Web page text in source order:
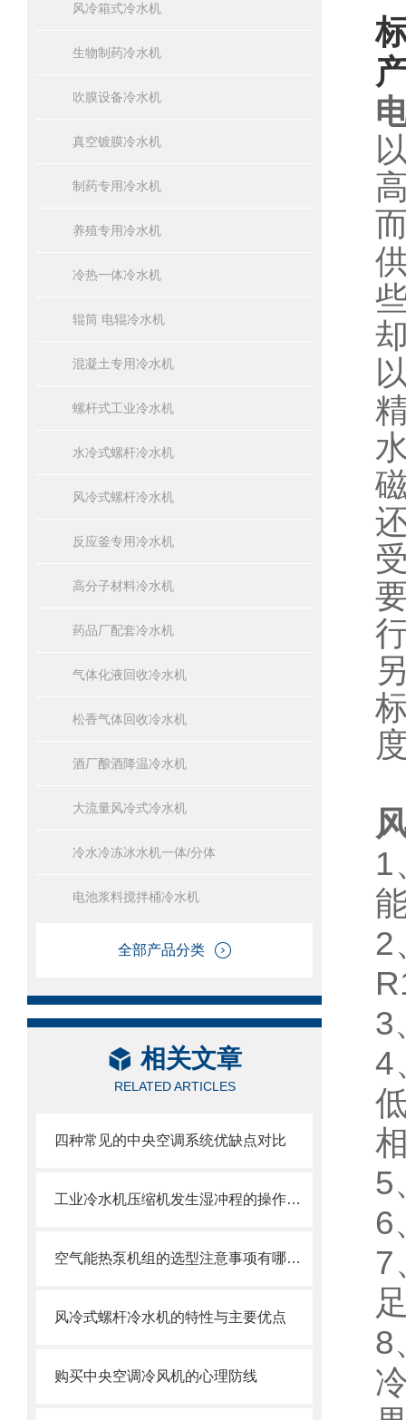
风冷箱式冷水机
生物制药冷水机
吹膜设备冷水机
真空镀膜冷水机
制药专用冷水机
养殖专用冷水机
冷热一体冷水机
辊筒 电辊冷水机
混凝土专用冷水机
螺杆式工业冷水机
水冷式螺杆冷水机
风冷式螺杆冷水机
反应釜专用冷水机
高分子材料冷水机
药品厂配套冷水机
气体化液回收冷水机
松香气体回收冷水机
酒厂酿酒降温冷水机
大流量风冷式冷水机
冷水冷冻冰水机一体/分体
电池浆料搅拌桶冷水机
全部产品分类
相关文章
RELATED ARTICLES
四种常见的中央空调系统优缺点对比
工业冷水机压缩机发生湿冲程的操作管理
空气能热泵机组的选型注意事项有哪些？
风冷式螺杆冷水机的特性与主要优点
购买中央空调冷风机的心理防线
1
2
3
4
5
6
7
8